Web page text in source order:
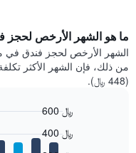
ما هو الشهر الأرخص
من ذلك، فإن الشهر الأكثر
(448 ﷼).
400 ﷼
600 ﷼